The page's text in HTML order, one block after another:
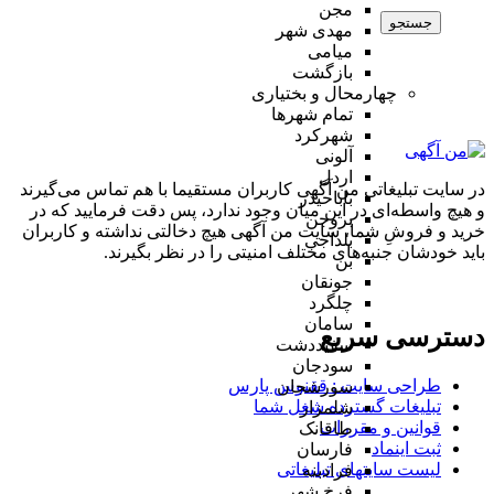
مجن
مهدی شهر
میامی
بازگشت
چهارمحال و بختیاری
تمام شهر‌ها
شهرکرد
آلونی
اردل
باباحیدر
بروجن
بلداجی
بن
جونقان
چلگرد
سامان
سفیددشت
سودجان
سورشجان
شلمزار
طاقانک
فارسان
فرادبنه
جستجو
در سایت تبلیغاتی من آگهی کاربران مستقیما با هم تماس می‌گیرند
و هیچ واسطه‌ای در این میان وجود ندارد، پس دقت فرمایید که در
خرید و فروشِ شما، سایت من آگهی هیچ دخالتی نداشته و کاربران
باید خودشان جنبه‌های مختلف امنیتی را در نظر بگیرند.
دسترسی سریع
طراحی سایت :‌ ققنوس پارس
تبلیغات گسترده شغل شما
قوانین و مقررات
ثبت اینماد
لیست سایتهای تبلیغاتی